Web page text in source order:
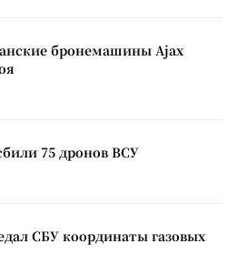
бронемашины Ajax
75 дронов ВСУ
СБУ координаты газовых